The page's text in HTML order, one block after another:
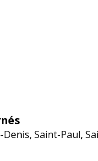
Denis, Saint-Paul,